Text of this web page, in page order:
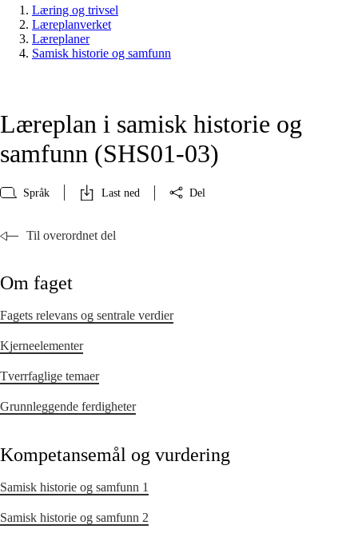
Læring og trivsel
Læreplanverket
Læreplaner
Samisk historie og samfunn
Læreplan i samisk historie og
samfunn (SHS01‑03)
Språk Last ned Del
Til overordnet del
Om faget
Fagets relevans og sentrale verdier
Kjerneelementer
Tverrfaglige temaer
Grunnleggende ferdigheter
Kompetansemål og vurdering
Samisk historie og samfunn 1
Samisk historie og samfunn 2